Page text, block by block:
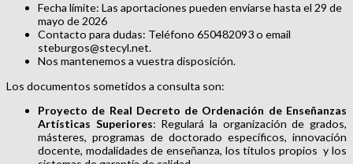
Fecha límite: Las aportaciones pueden enviarse hasta el 29 de
mayo de 2026
Contacto para dudas: Teléfono 650482093 o email
steburgos@stecyl.net.
Nos mantenemos a vuestra disposición.
Los documentos sometidos a consulta son:
Proyecto de Real Decreto de Ordenación de Enseñanzas
Artísticas Superiores: Regulará la organización de grados,
másteres, programas de doctorado específicos, innovación
docente, modalidades de enseñanza, los títulos propios y los